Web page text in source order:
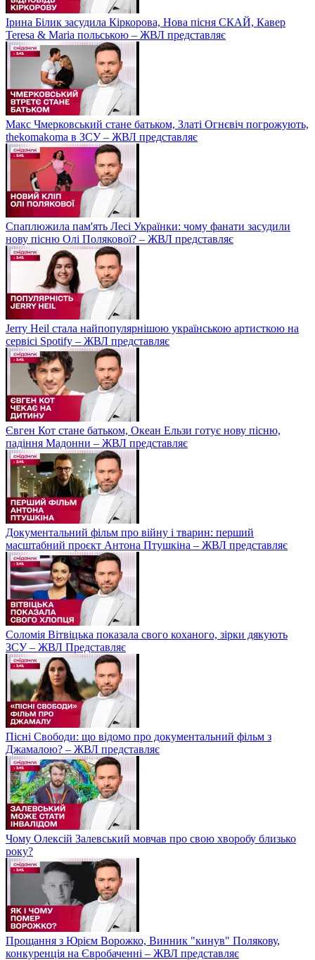
Ірина Білик засудила Кіркорова, Нова пісня СКАЙ, Кавер
Teresa & Maria польською – ЖВЛ представляє
Макс Чмерковський стане батьком, Златі Огнєвіч погрожують,
thekomakoma в ЗСУ – ЖВЛ представляє
Спаплюжила пам'ять Лесі Українки: чому фанати засудили
нову пісню Олі Полякової? – ЖВЛ представляє
Jerry Heil стала найпопулярнішою українською артисткою на
сервісі Spotify – ЖВЛ представляє
Євген Кот стане батьком, Океан Ельзи готує нову пісню,
падіння Мадонни – ЖВЛ представляє
Документальний фільм про війну і тварин: перший
масштабний проєкт Антона Птушкіна – ЖВЛ представляє
Соломія Вітвіцька показала свого коханого, зірки дякують
ЗСУ – ЖВЛ Представляє
Пісні Свободи: що відомо про документальний фільм з
Джамалою? – ЖВЛ представляє
Чому Олексій Залевський мовчав про свою хворобу близько
року?
Прощання з Юрієм Ворожко, Винник "кинув" Полякову,
конкуренція на Євробаченні – ЖВЛ представляє